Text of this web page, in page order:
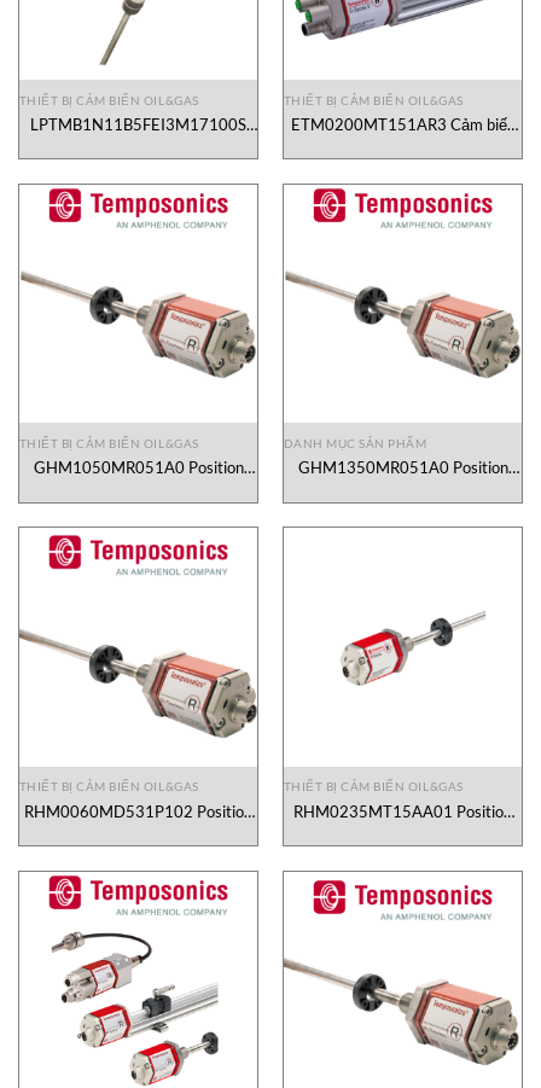
THIẾT BỊ CẢM BIẾN OIL&GAS
LPTMB1N11B5FEI3M17100S
Vietnam
THIẾT BỊ CẢM BIẾN OIL&GAS
ETM0200MT151AR3 Cảm biến
THIẾT BỊ CẢM BIẾN OIL&GAS
GHM1050MR051A0 Position
DANH MỤC SẢN PHẨM
GHM1350MR051A0 Position
THIẾT BỊ CẢM BIẾN OIL&GAS
RHM0060MD531P102 Position
THIẾT BỊ CẢM BIẾN OIL&GAS
RHM0235MT15AA01 Position